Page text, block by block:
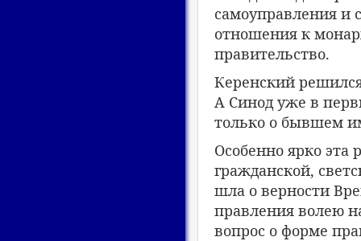
самоуправления
отношения к
правительство.
Керенский
А Синод уже в
только о бывшем
Особенно ярко эта
гражданской,
шла о верности
правления волею
вопрос о форме